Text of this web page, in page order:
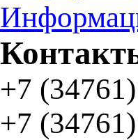
+7 (34761)
+7 (34761)